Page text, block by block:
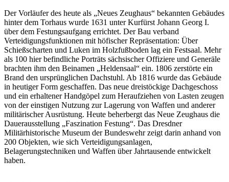
Der Vorläufer des heute als „Neues Zeughaus“ bekannten Gebäudes
hinter dem Torhaus wurde 1631 unter Kurfürst Johann Georg I.
über dem Festungsaufgang errichtet. Der Bau verband
Verteidigungsfunktionen mit höfischer Repräsentation: Über
Schießscharten und Luken im Holzfußboden lag ein Festsaal. Mehr
als 100 hier befindliche Porträts sächsischer Offiziere und Generäle
brachten ihm den Beinamen „Heldensaal“ ein. 1806 zerstörte ein
Brand den ursprünglichen Dachstuhl. Ab 1816 wurde das Gebäude
in heutiger Form geschaffen. Das neue dreistöckige Dachgeschoss
und ein erhaltener Handgöpel zum Heraufziehen von Lasten zeugen
von der einstigen Nutzung zur Lagerung von Waffen und anderer
militärischer Ausrüstung. Heute beherbergt das Neue Zeughaus die
Dauerausstellung „Faszination Festung“. Das Dresdner
Militärhistorische Museum der Bundeswehr zeigt darin anhand von
200 Objekten, wie sich Verteidigungsanlagen,
Belagerungstechniken und Waffen über Jahrtausende entwickelt
haben.